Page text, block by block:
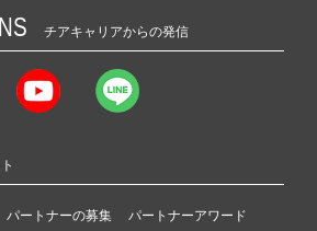
チアキャリアからの発信
パートナーの募集 パートナーアワード